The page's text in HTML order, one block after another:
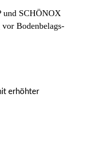
und SCHÖNOX
Bodenbelags-
und
mit
erhöhter